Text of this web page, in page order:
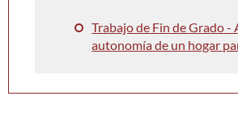
Trabajo de Fin de Grado -
autonomía de un hogar